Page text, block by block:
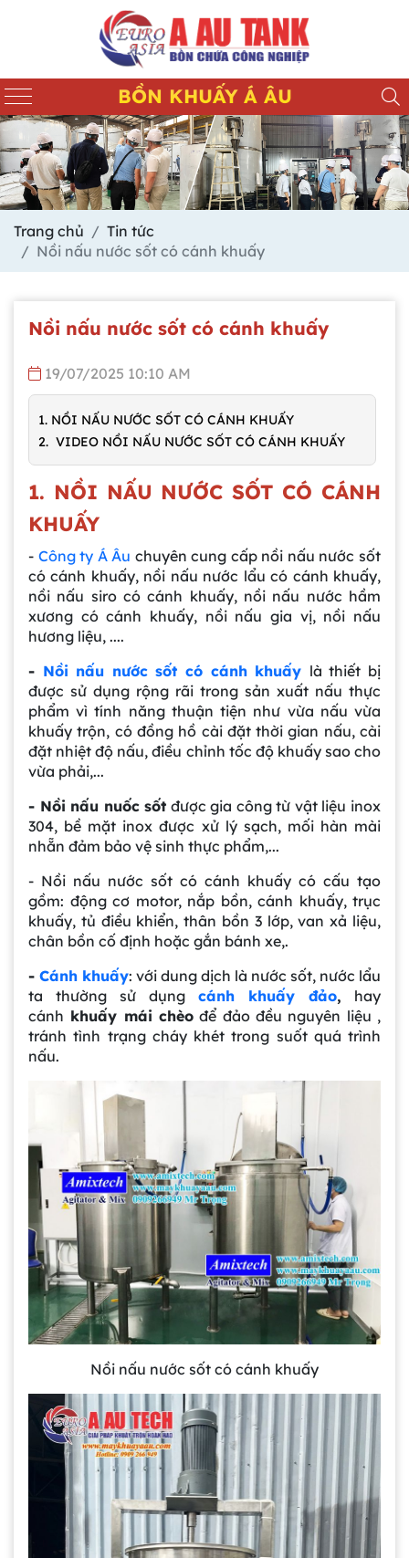
BỒN KHUẤY Á ÂU
Trang chủ
Tin tức
Nồi nấu nước sốt có cánh khuấy
Nồi nấu nước sốt có cánh khuấy
19/07/2025 10:10 AM
1. NỒI NẤU NƯỚC SỐT CÓ CÁNH KHUẤY
2. VIDEO NỒI NẤU NƯỚC SỐT CÓ CÁNH KHUẤY
1. NỒI NẤU NƯỚC SỐT CÓ CÁNH
KHUẤY
- Công ty Á Âu chuyên cung cấp nồi nấu nước sốt
có cánh khuấy, nồi nấu nước lẩu có cánh khuấy,
nồi nấu siro có cánh khuấy, nồi nấu nước hầm
xương có cánh khuấy, nồi nấu gia vị, nồi nấu
hương liệu, ....
- Nồi nấu nước sốt có cánh khuấy là thiết bị
được sử dụng rộng rãi trong sản xuất nấu thực
phẩm vì tính năng thuận tiện như vừa nấu vừa
khuấy trộn, có đồng hồ cài đặt thời gian nấu, cài
đặt nhiệt độ nấu, điều chỉnh tốc độ khuấy sao cho
vừa phải,...
- Nồi nấu nuốc sốt được gia công từ vật liệu inox
304, bề mặt inox được xử lý sạch, mối hàn mài
nhẵn đảm bảo vệ sinh thực phẩm,...
- Nồi nấu nước sốt có cánh khuấy có cấu tạo
gồm: động cơ motor, nắp bồn, cánh khuấy, trục
khuấy, tủ điều khiển, thân bồn 3 lớp, van xả liệu,
chân bồn cố định hoặc gắn bánh xe,.
- Cánh khuấy: với dung dịch là nước sốt, nước lẩu
ta thường sử dụng
cánh khuấy đảo, hay
cánh khuấy mái chèo để đảo đều nguyên liệu ,
tránh tình trạng cháy khét trong suốt quá trình
nấu.
Nồi nấu nước sốt có cánh khuấy